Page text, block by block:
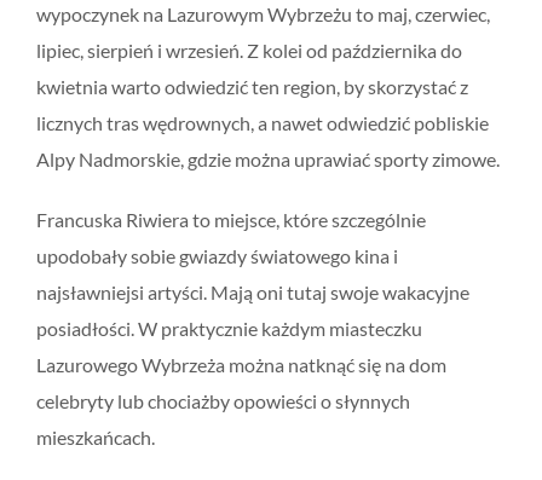
wypoczynek na Lazurowym Wybrzeżu to maj, czerwiec,
lipiec, sierpień i wrzesień. Z kolei od października do
kwietnia warto odwiedzić ten region, by skorzystać z
licznych tras wędrownych, a nawet odwiedzić pobliskie
Alpy Nadmorskie, gdzie można uprawiać sporty zimowe.
Francuska Riwiera to miejsce, które szczególnie
upodobały sobie gwiazdy światowego kina i
najsławniejsi artyści. Mają oni tutaj swoje wakacyjne
posiadłości. W praktycznie każdym miasteczku
Lazurowego Wybrzeża można natknąć się na dom
celebryty lub chociażby opowieści o słynnych
mieszkańcach.